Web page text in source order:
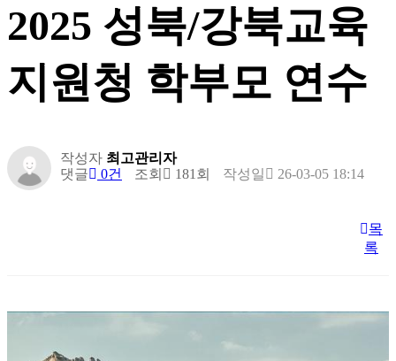
2025 성북/강북교육
지원청 학부모 연수
작성자 최고관리자
댓글
0건 조회 181회 작성일 26-03-05 18:14
목
록